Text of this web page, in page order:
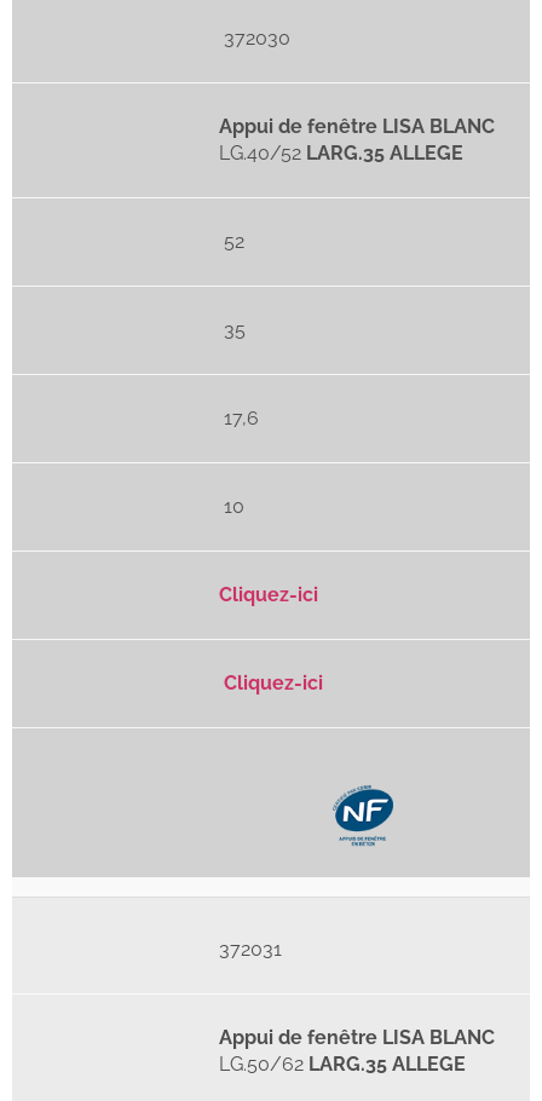
372030
Appui de fenêtre LISA BLANC
LG.40/52 LARG.35 ALLEGE
52
35
17,6
10
Cliquez-ici
Cliquez-ici
372031
Appui de fenêtre LISA BLANC
LG.50/62 LARG.35 ALLEGE